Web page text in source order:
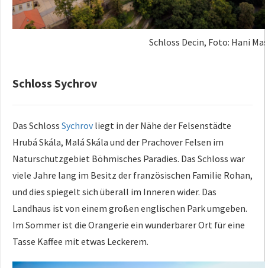
Schloss Decin, Foto: Hani
Schloss Sychrov
Das Schloss Sychrovliegt in der Nähe der Felsenstädte
Hrubá Skála, Malá Skála und der Prachover Felsen im
Naturschutzgebiet Böhmisches Paradies. Das Schloss war
viele Jahre lang im Besitz der französischen Familie Rohan,
und dies spiegelt sich überall im Inneren wider. Das
Landhaus ist von einem großen englischen Park umgeben.
Im Sommer ist die Orangerie ein wunderbarer Ort für eine
Tasse Kaffee mit etwas Leckerem.